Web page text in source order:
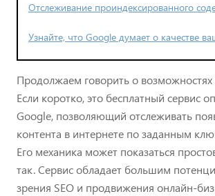
Отслеживание проиндексированного
Узнайте, что Google думает о качестве
Продолжаем говорить о
Если коротко, это бесплатный сервис
Google, позволяющий отслеживать
контента в интернете по заданным
Его механика может показаться
так. Сервис обладает большим
зрения SEO и продвижения онлайн-